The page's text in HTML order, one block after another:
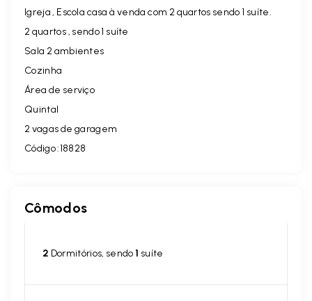
Igreja , Escola casa à venda com 2 quartos sendo 1 suíte.
2 quartos , sendo 1 suíte
Sala 2 ambientes
Cozinha
Área de serviço
Quintal
2 vagas de garagem
Código :18828
Cômodos
2 Dormitórios, sendo1 suíte